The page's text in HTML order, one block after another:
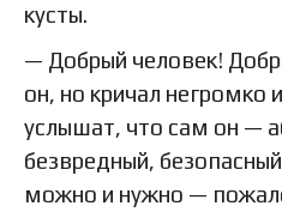
кусты.
— Добрый человек!
он, но кричал негромко
услышат, что сам он —
безвредный,
можно и нужно —